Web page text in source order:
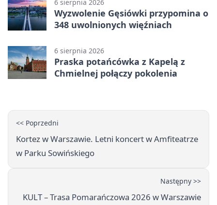
6 sierpnia 2026
Wyzwolenie Gęsiówki przypomina o
348 uwolnionych więźniach
6 sierpnia 2026
Praska potańcówka z Kapelą z
Chmielnej połączy pokolenia
<< Poprzedni
Kortez w Warszawie. Letni koncert w Amfiteatrze
w Parku Sowińskiego
Następny >>
KULT – Trasa Pomarańczowa 2026 w Warszawie